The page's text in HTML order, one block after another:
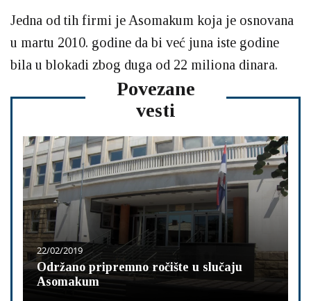
Jedna od tih firmi je Asomakum koja je osnovana
u martu 2010. godine da bi već juna iste godine
bila u blokadi zbog duga od 22 miliona dinara.
Povezane
vesti
22/02/2019
Održano pripremno ročište u slučaju
Asomakum